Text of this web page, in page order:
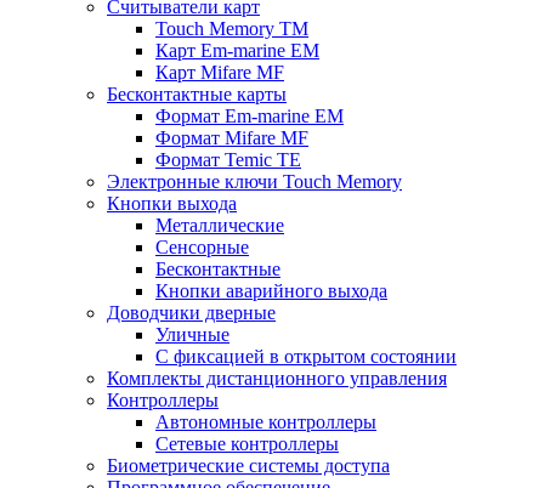
Считыватели карт
Touch Memory TM
Карт Em-marine EM
Карт Mifare MF
Бесконтактные карты
Формат Em-marine EM
Формат Mifare MF
Формат Temic TE
Электронные ключи Touch Memory
Кнопки выхода
Металлические
Сенсорные
Бесконтактные
Кнопки аварийного выхода
Доводчики дверные
Уличные
С фиксацией в открытом состоянии
Комплекты дистанционного управления
Контроллеры
Автономные контроллеры
Сетевые контроллеры
Биометрические системы доступа